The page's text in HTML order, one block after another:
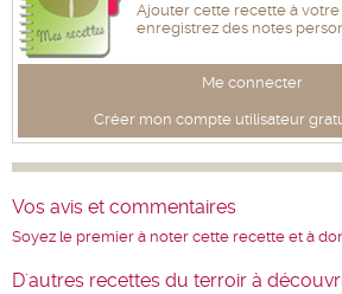
Ajouter cette recette à
enregistrez des notes
Me connecter
Créer mon compte utilisateur
Vos avis et commentaires
Soyez le premier à noter cette recette et à
D'autres recettes du terroir à